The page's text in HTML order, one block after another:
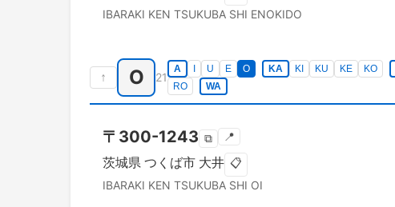
IBARAKI KEN TSUKUBA SHI ENOKIDO
↑ O 21
A U E O KA KI KU KE KO
RO
WA
〒 300-1243 ⧉ 📍
茨城県 つくば市 大井 📋
IBARAKI KEN TSUKUBA SHI OI